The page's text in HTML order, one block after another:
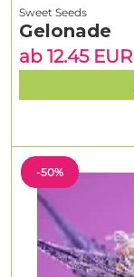
-50%
Sweet Seeds
Gelonade
ab 12.45 EUR